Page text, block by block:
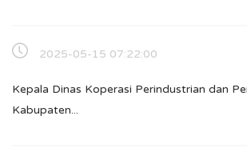
2025-05-15 07:22:00
Kepala Dinas Koperasi Perindustrian dan
Kabupaten...